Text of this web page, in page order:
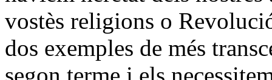
vostès religions o
dos exemples de més